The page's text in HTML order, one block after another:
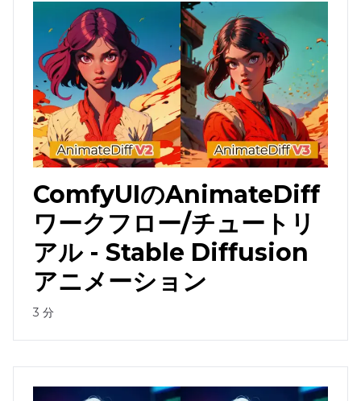
ComfyUIのAnimateDiff
ワークフロー/チュートリ
アル - Stable Diffusion
アニメーション
3 分